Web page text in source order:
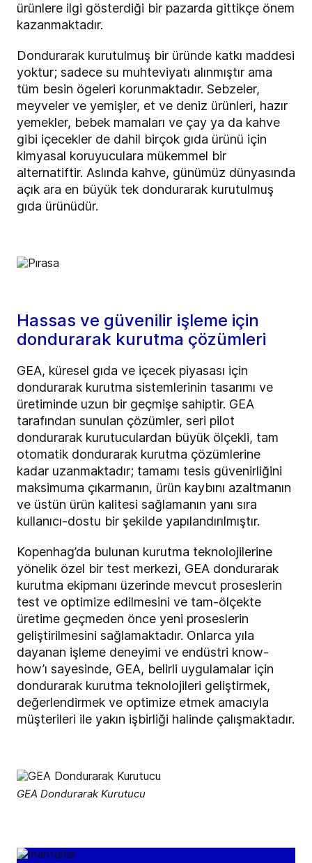
ürünlere ilgi gösterdiği bir pazarda gittikçe önem
kazanmaktadır.
Dondurarak kurutulmuş bir üründe katkı maddesi
yoktur; sadece su muhteviyatı alınmıştır ama
tüm besin ögeleri korunmaktadır. Sebzeler,
meyveler ve yemişler, et ve deniz ürünleri, hazır
yemekler, bebek mamaları ve çay ya da kahve
gibi içecekler de dahil birçok gıda ürünü için
kimyasal koruyuculara mükemmel bir
alternatiftir. Aslında kahve, günümüz dünyasında
açık ara en büyük tek dondurarak kurutulmuş
gıda ürünüdür.
Hassas ve güvenilir işleme için
dondurarak kurutma çözümleri
GEA, küresel gıda ve içecek piyasası için
dondurarak kurutma sistemlerinin tasarımı ve
üretiminde uzun bir geçmişe sahiptir. GEA
tarafından sunulan çözümler, seri pilot
dondurarak kurutuculardan büyük ölçekli, tam
otomatik dondurarak kurutma çözümlerine
kadar uzanmaktadır; tamamı tesis güvenirliğini
maksimuma çıkarmanın, ürün kaybını azaltmanın
ve üstün ürün kalitesi sağlamanın yanı sıra
kullanıcı-dostu bir şekilde yapılandırılmıştır.
Kopenhag’da bulunan kurutma teknolojilerine
yönelik özel bir test merkezi, GEA dondurarak
kurutma ekipmanı üzerinde mevcut proseslerin
test ve optimize edilmesini ve tam-ölçekte
üretime geçmeden önce yeni proseslerin
geliştirilmesini sağlamaktadır. Onlarca yıla
dayanan işleme deneyimi ve endüstri know-
how’ı sayesinde, GEA, belirli uygulamalar için
dondurarak kurutma teknolojileri geliştirmek,
değerlendirmek ve optimize etmek amacıyla
müşterileri ile yakın işbirliği halinde çalışmaktadır.
GEA Dondurarak Kurutucu